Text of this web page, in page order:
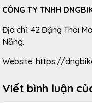
CÔNG TY TNHH
Địa chỉ: 42 Đặng Thai
Nẵng.
Website: https://
Viết bình luận